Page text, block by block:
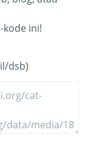
kode ini!
dsb)